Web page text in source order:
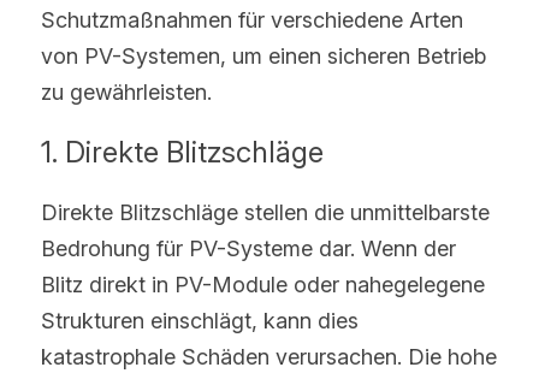
Schutzmaßnahmen für verschiedene Arten
von PV-Systemen, um einen sicheren Betrieb
zu gewährleisten.
1. Direkte Blitzschläge
Direkte Blitzschläge stellen die unmittelbarste
Bedrohung für PV-Systeme dar. Wenn der
Blitz direkt in PV-Module oder nahegelegene
Strukturen einschlägt, kann dies
katastrophale Schäden verursachen. Die hohe